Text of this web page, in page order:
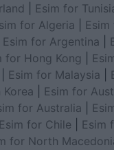
Esim for
for Algeria
Esim for Argentina
for Hong Kong
Esim for Malaysia
Esim for
for Australia
Esim for Chile Esim
for North